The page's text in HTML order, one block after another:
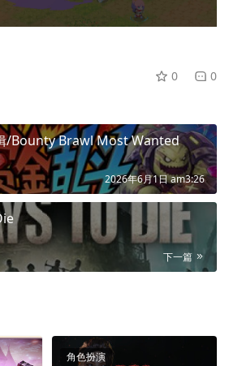
0 0
/Bounty Brawl Most Wanted
2026年6月1日 am3:26
下一篇
角色扮演